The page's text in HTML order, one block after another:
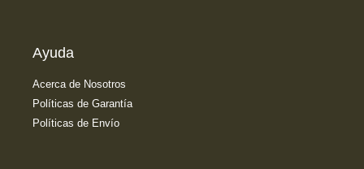
Ayuda
Acerca de Nosotros
Políticas de Garantía
Políticas de Envío